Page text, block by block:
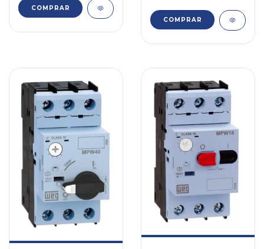
COMPRAR
COMPRAR